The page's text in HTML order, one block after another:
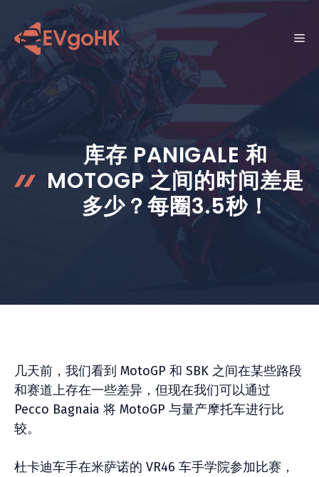
菜
库存 PANIGALE 和
MOTOGP 之间的时间差是
多少？每圈3.5秒！
几天前，我们看到 MotoGP 和 SBK 之间在某些路段
和赛道上存在一些差异，但现在我们可以通过
Pecco Bagnaia 将 MotoGP 与量产摩托车进行比
较。
杜卡迪车手在米萨诺的 VR46 车手学院参加比赛，